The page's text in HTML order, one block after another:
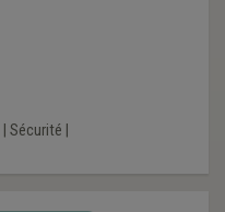
Sécurité